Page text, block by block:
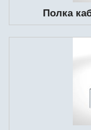
Полка